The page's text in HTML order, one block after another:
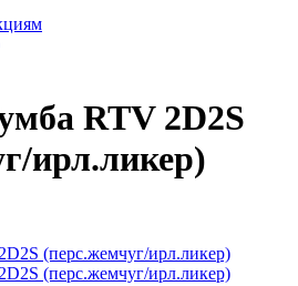
RTV 2D2S
ирл.ликер)